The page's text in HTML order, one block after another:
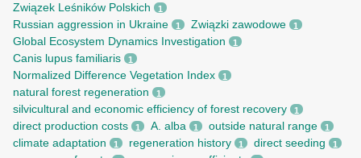
Związek Leśników Polskich 1
Russian aggression in Ukraine 1 Związki zawodowe 1
Global Ecosystem Dynamics Investigation 1
Canis lupus familiaris 1
Normalized Difference Vegetation Index 1
natural forest regeneration 1
silvicultural and economic efficiency of forest recovery 1
direct production costs 1 A. alba 1 outside natural range 1
climate adaptation 1 regeneration history 1 direct seeding 1